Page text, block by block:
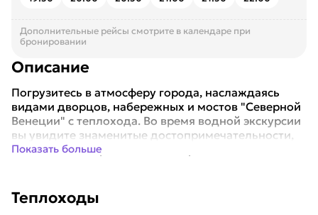
Дополнительные рейсы смотрите в календаре при
бронировании
Описание
Погрузитесь в атмосферу города, наслаждаясь
видами дворцов, набережных и мостов "Северной
Венеции" с теплохода. Во время водной экскурсии
вы увидите знаменитые достопримечательности,
такие как: - Петропавловская крепост...
Показать больше
Теплоходы